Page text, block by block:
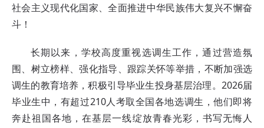
社会主义现代化国家、全面推进中华民族伟大复兴不懈奋
斗！
长期以来，学校高度重视选调生工作，通过营造氛
围、树立榜样、强化指导、跟踪关怀等举措，不断加强选
调生的教育培养，积极引导毕业生投身基层治理。2026届
毕业生中，有超过210人考取全国各地选调生，他们即将
奔赴祖国各地，在基层一线绽放青春光彩，书写无悔人